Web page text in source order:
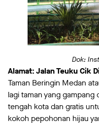
Dok:
Alamat: Jalan Teuku Cik
Taman Beringin Medan
lagi taman yang
tengah kota dan gratis
kokoh pepohonan hijau